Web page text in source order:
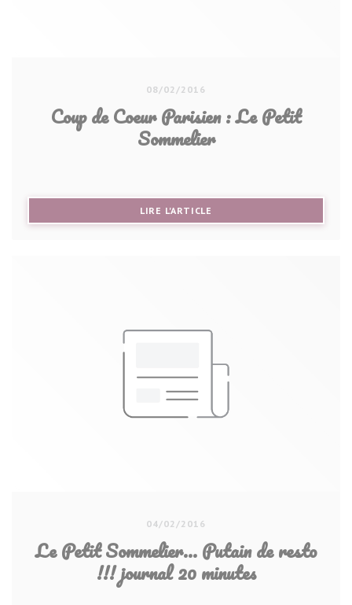
08/02/2016
Coup de Coeur Parisien : Le Petit
Sommelier
LIRE L'ARTICLE
04/02/2016
Le Petit Sommelier... Putain de resto
!!! journal 20 minutes